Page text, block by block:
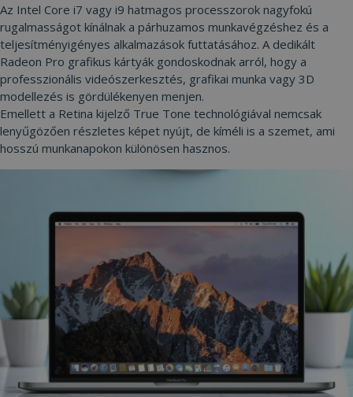
Az Intel Core i7 vagy i9 hatmagos processzorok nagyfokú
rugalmasságot kínálnak a párhuzamos munkavégzéshez és a
teljesítményigényes alkalmazások futtatásához. A dedikált
Radeon Pro grafikus kártyák gondoskodnak arról, hogy a
professzionális videószerkesztés, grafikai munka vagy 3D
modellezés is gördülékenyen menjen.
Emellett a Retina kijelző True Tone technológiával nemcsak
lenyűgözően részletes képet nyújt, de kíméli is a szemet, ami
hosszú munkanapokon különösen hasznos.